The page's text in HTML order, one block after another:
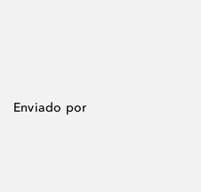
Enviado por